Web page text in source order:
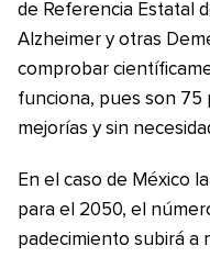
de Referencia Estatal
Alzheimer y otras
comprobar
funciona, pues son 75
mejorías y sin
En el caso de México
para el 2050, el
padecimiento subirá a